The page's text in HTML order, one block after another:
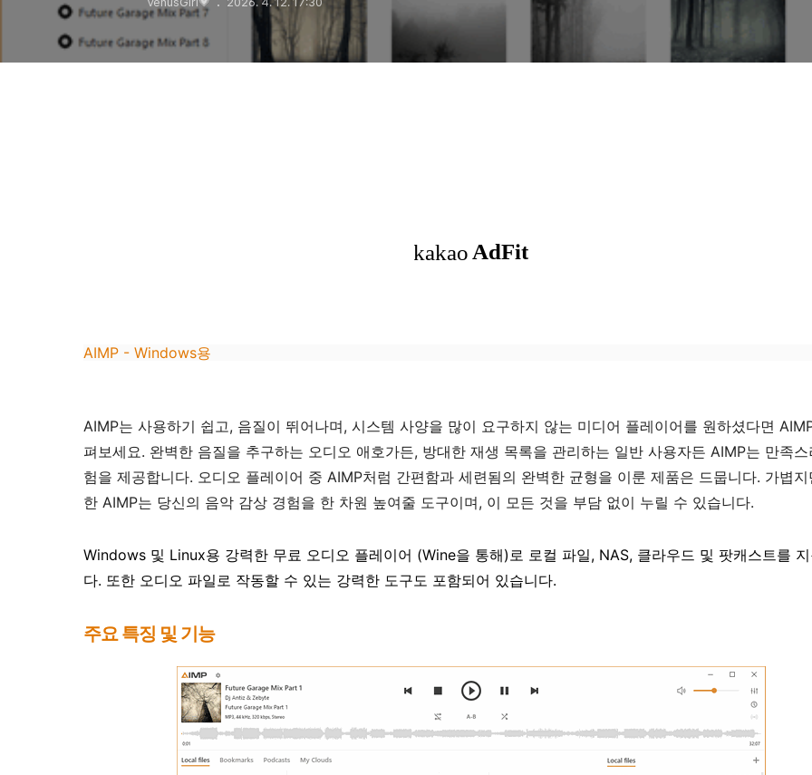
AIMP - Windows용
AIMP는 사용하기 쉽고, 음질이 뛰어나며, 시스템 사양을 많이 요구하지 않는 미디어 플레이어를 원하셨다면
펴보세요. 완벽한 음질을 추구하는 오디오 애호가든, 방대한 재생 목록을 관리하는 일반 사용자든 AIMP는 만족
험을 제공합니다. 오디오 플레이어 중 AIMP처럼 간편함과 세련됨의 완벽한 균형을 이룬 제품은 드뭅니다. 가볍
한 AIMP는 당신의 음악 감상 경험을 한 차원 높여줄 도구이며, 이 모든 것을 부담 없이 누릴 수 있습니다.
Windows 및 Linux용 강력한 무료 오디오 플레이어 (Wine을 통해)로 로컬 파일, NAS, 클라우드 및 팟캐스트를
다. 또한 오디오 파일로 작동할 수 있는 강력한 도구도 포함되어 있습니다.
주요 특징 및 기능